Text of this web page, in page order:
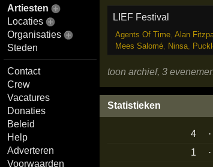
Artiesten
Locaties
Organisaties
Steden
Contact
Crew
Vacatures
Donaties
Beleid
Help
Adverteren
Voorwaarden
LIEF Festival
Agents Of Time, Alan
Mees Salomé, Ninsa,
toon archief, 3
Statistieken
4 ·
1
·